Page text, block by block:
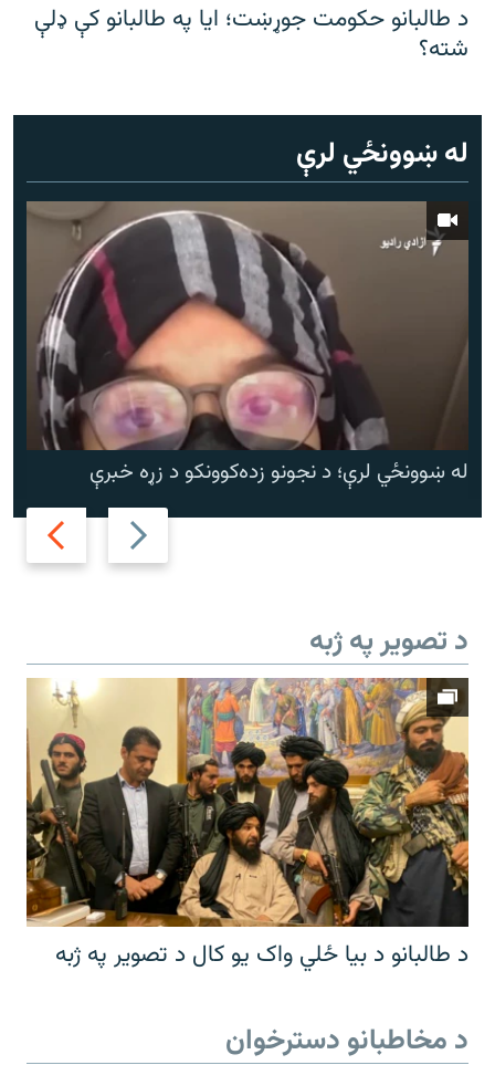
د طالبانو حکومت جوړښت؛ ایا په طالبانو کې ډلې
شته؟
له ښوونځي لرې
Previous
slide
Next
slide
له ښوونځي لرې؛ د نجونو زده‌کوونکو د زړه خبرې
د تصویر په ژبه
د طالبانو د بیا ځلي واک یو کال د تصویر په ژبه
د مخاطبانو دسترخوان